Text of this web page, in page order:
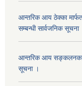
आन्तरिक आय ठेक्का
सम्बन्धी सार्वजनिक सूचना
आन्तरिक आय सङ्कलनका
सूचना ।